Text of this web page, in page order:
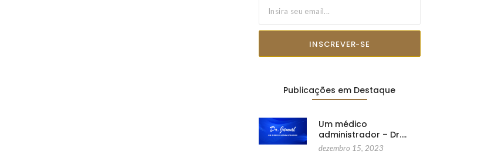
INSCREVER-SE
Publicações em Destaque
Um médico
administrador – Dr.…
dezembro 15, 2023